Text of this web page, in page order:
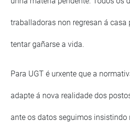
traballadoras non regresan á casa
tentar gañarse a vida.
Para UGT é urxente que a
adapte á nova realidade dos
ante os datos seguimos insistindo